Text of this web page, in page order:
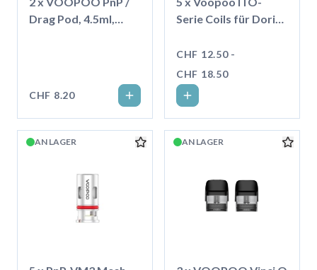
Drag Pod, 4.5ml,
CHF 8.20
Serie Coils für Doric
CHF 12.50 -
CHF 18.50
AN LAGER AN LAGER